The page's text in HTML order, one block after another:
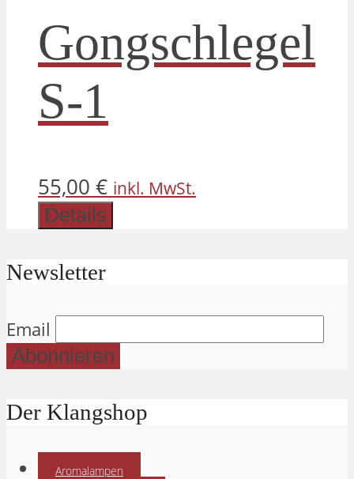
Gongschlegel
S-1
55,00 € inkl. MwSt.
Details
Newsletter
Email
Der Klangshop
Aromalampen